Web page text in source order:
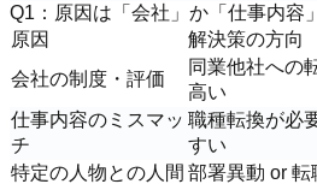
Q1：原因は「会社」か「仕事内容
原因
解決策の方向
会社の制度・評価
同業他社への
高い
仕事内容のミスマッ
チ
職種転換が必
すい
特定の人物との人間 部署異動 or 転